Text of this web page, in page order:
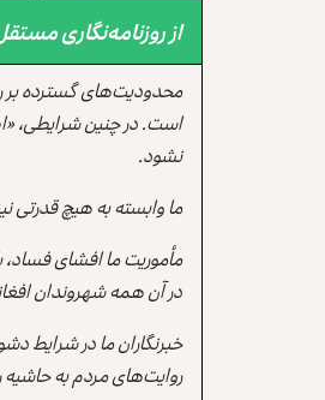
از روزنامه‌نگاری
محدودیت‌های گسترده بر
است. در چنین شرایطی،
نشود.
ما وابسته به هیچ قدرتی
مأموریت ما افشای
در آن همه شهروندان
خبرنگاران ما در شرایط
روایت‌های مردم به